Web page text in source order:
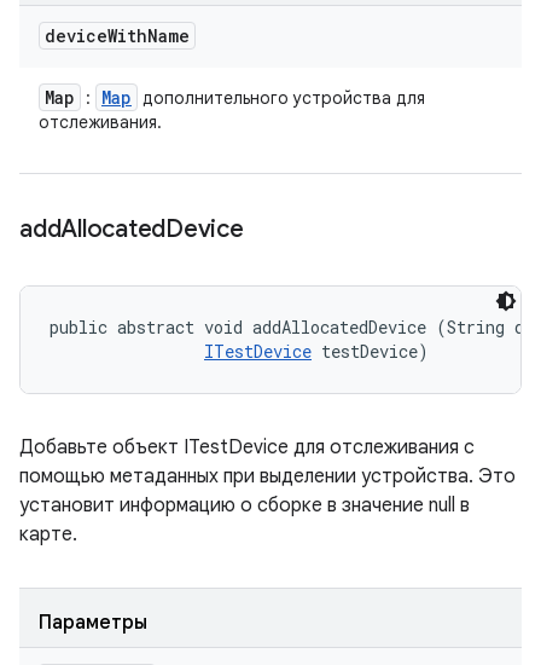
deviceWithName
Map : Map дополнительного устройства для
отслеживания.
addAllocatedDevice
public abstract void addAllocatedDevice (String
ITestDevice testDevice)
Добавьте объект ITestDevice для отслеживания с
помощью метаданных при выделении устройства. Это
установит информацию о сборке в значение null в
карте.
Параметры